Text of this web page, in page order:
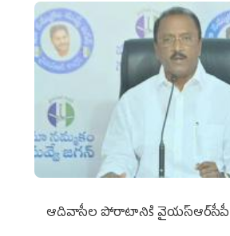
ఆదివాసీల పోరాటానికి